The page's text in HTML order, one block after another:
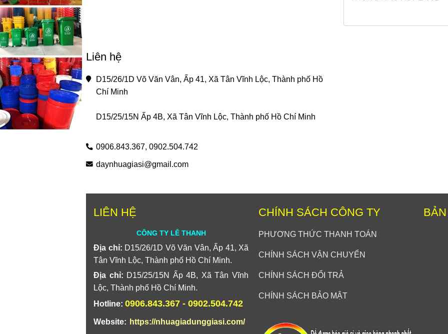
Liên hệ
D15/26/1D Võ Văn Vân, Ấp 41, Xã Tân Vĩnh Lộc, Thành phố Hồ
Chí Minh
D15/25/15N Ấp 4B, Xã Tân Vĩnh Lộc, Thành phố Hồ Chí Minh
0906.843.367, 0902.504.742
daynhuagiasi@gmail.com
LIÊN HỆ
CÔNG TY LÊ THANH
Địa chỉ: D15/26/1D Võ Văn Vân, Ấp 41, Xã
Tân Vĩnh Lộc, Thành phố Hồ Chí Minh.
Địa chỉ: D15/25/15N Ấp 4B, Xã Tân Vĩnh
Lộc, Thành phố Hồ Chí Minh.
Hotline: 0906.843.367 - 0902.504.742
Website: https://nhuagiadunggiasi.com/
CHÍNH SÁCH CÔNG TY
PHƯƠNG THỨC THANH TOÁN
CHÍNH SÁCH VẬN CHUYỂN
CHÍNH SÁCH ĐỔI TRẢ
CHÍNH SÁCH BẢO MẬT